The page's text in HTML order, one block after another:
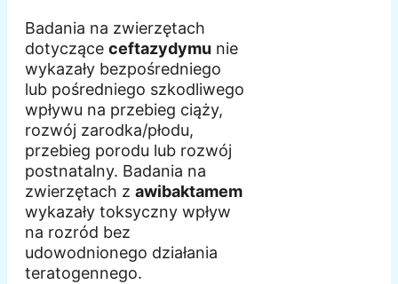
Badania na zwierzętach
dotyczące ceftazydymu nie
wykazały bezpośredniego
lub pośredniego szkodliwego
wpływu na przebieg ciąży,
rozwój zarodka/płodu,
przebieg porodu lub rozwój
postnatalny. Badania na
zwierzętach z awibaktamem
wykazały toksyczny wpływ
na rozród bez
udowodnionego działania
teratogennego.